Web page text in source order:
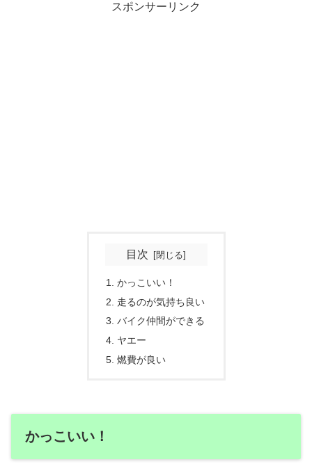
スポンサーリンク
目次
かっこいい！
走るのが気持ち良い
バイク仲間ができる
ヤエー
燃費が良い
かっこいい！